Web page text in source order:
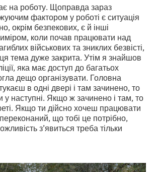
на роботу. Щоправда зараз
фактором у роботі є ситуація
окрім безпекових, є й інші
коли почав працювати над
військових та зниклих безвісті,
тема дуже закрита. Утім я знайшов
яка має доступ до багатьох
дещо організувати. Головна
в одні двері і там зачинено, то
у наступні. Якщо ж зачинено і там, то
Якщо ти дійсно хочеш працювати
що тобі це потрібно,
з’явиться треба тільки